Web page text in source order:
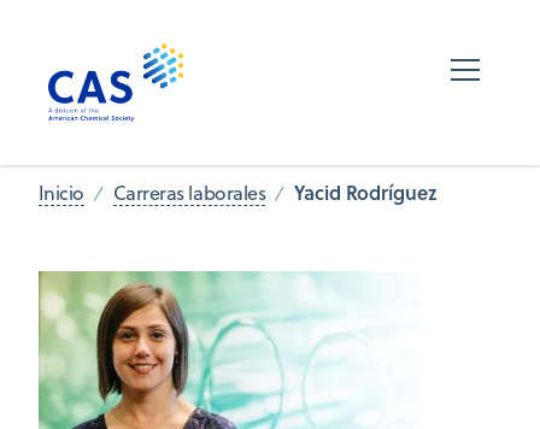
Inicio Carreras laborales Yacid Rodríguez